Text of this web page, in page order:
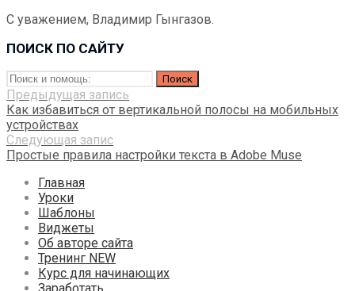
С уважением, Владимир Гынгазов.
ПОИСК ПО САЙТУ
Искать:
Предыдущая запись
Как избавиться от вертикальной полосы на мобильных
устройствах
Следующая запис
Простые правила настройки текста в Adobe Muse
Главная
Уроки
Шаблоны
Виджеты
Об авторе сайта
Тренинг NEW
Курс для начинающих
Заработать